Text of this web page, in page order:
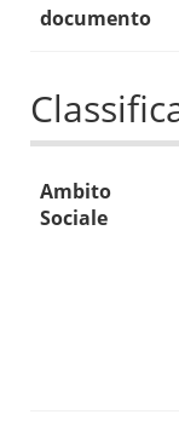
documento
Ambito
Sociale